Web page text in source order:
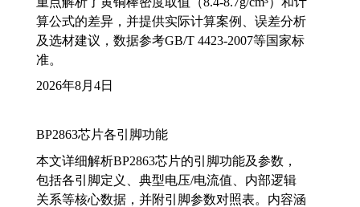
算公式的差异，并提供实际计算案例、误差分析
及选材建议，数据参考GB/T 4423-2007等国家标
准。
2026年8月4日
BP2863芯片各引脚功能
本文详细解析BP2863芯片的引脚功能及参数，
包括各引脚定义、典型电压/电流值、内部逻辑
关系等核心数据，并附引脚参数对照表。内容涵